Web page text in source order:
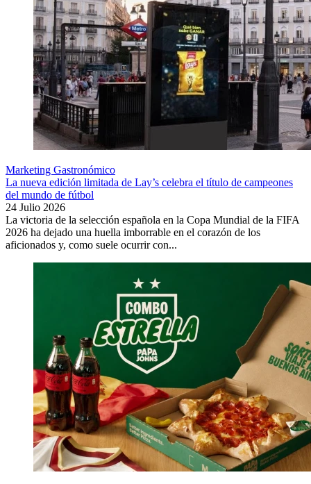
Marketing Gastronómico
La nueva edición limitada de Lay’s celebra el título de campeones
del mundo de fútbol
24 Julio 2026
La victoria de la selección española en la Copa Mundial de la FIFA
2026 ha dejado una huella imborrable en el corazón de los
aficionados y, como suele ocurrir con...